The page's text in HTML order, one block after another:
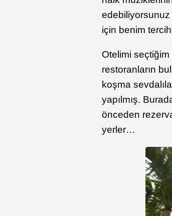
edebiliyorsunuz
için benim
Otelimi seçtiğim
restoranların
koşma
yapılmış.
önceden
yerler…